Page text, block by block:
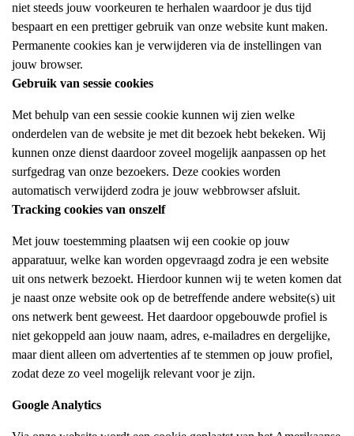
niet steeds jouw voorkeuren te herhalen waardoor je dus tijd
bespaart en een prettiger gebruik van onze website kunt maken.
Permanente cookies kan je verwijderen via de instellingen van
jouw browser.
Gebruik van sessie cookies
Met behulp van een sessie cookie kunnen wij zien welke
onderdelen van de website je met dit bezoek hebt bekeken. Wij
kunnen onze dienst daardoor zoveel mogelijk aanpassen op het
surfgedrag van onze bezoekers. Deze cookies worden
automatisch verwijderd zodra je jouw webbrowser afsluit.
Tracking cookies van onszelf
Met jouw toestemming plaatsen wij een cookie op jouw
apparatuur, welke kan worden opgevraagd zodra je een website
uit ons netwerk bezoekt. Hierdoor kunnen wij te weten komen dat
je naast onze website ook op de betreffende andere website(s) uit
ons netwerk bent geweest. Het daardoor opgebouwde profiel is
niet gekoppeld aan jouw naam, adres, e-mailadres en dergelijke,
maar dient alleen om advertenties af te stemmen op jouw profiel,
zodat deze zo veel mogelijk relevant voor je zijn.
Google Analytics